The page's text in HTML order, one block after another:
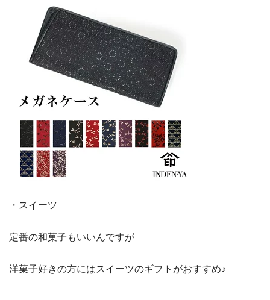
・スイーツ
定番の和菓子もいいんですが
洋菓子好きの方にはスイーツのギフトがおすすめ♪